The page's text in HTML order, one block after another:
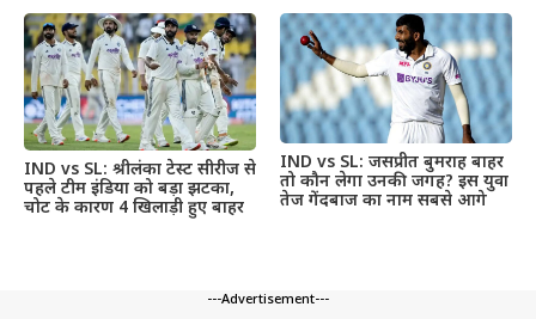
IND vs SL: श्रीलंका टेस्ट सीरीज से
पहले टीम इंडिया को बड़ा झटका,
चोट के कारण 4 खिलाड़ी हुए बाहर
IND vs SL: जसप्रीत बुमराह बाहर
तो कौन लेगा उनकी जगह? इस युवा
तेज गेंदबाज का नाम सबसे आगे
---Advertisement---